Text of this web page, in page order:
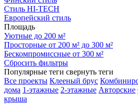
Стиль HI-TECH
Европейский стиль
Площадь
Уютные до 200 м²
Просторные от 200 м² до 300 м²
Бескомпромиссные от 300 м²
Сбросить фильтры
Популярные теги свернуть теги
Все проекты Клееный брус
дома 1-этажные 2-этажные Авторские
крыша